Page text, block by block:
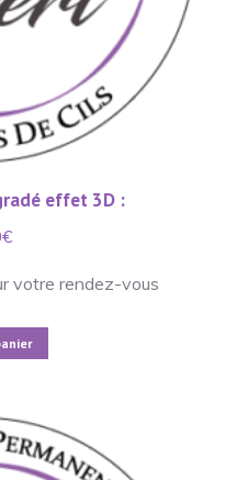
effet 3D :
€
votre rendez-vous